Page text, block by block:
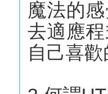
魔法的
去適應
自己喜